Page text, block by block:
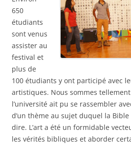
650
étudiants
sont venus
assister au
festival et
plus de
100 étudiants y ont participé avec
artistiques. Nous sommes
l’université ait pu se rassembler
d’un thème au sujet duquel la
dire. L’art a été un formidable
les vérités bibliques et aborder